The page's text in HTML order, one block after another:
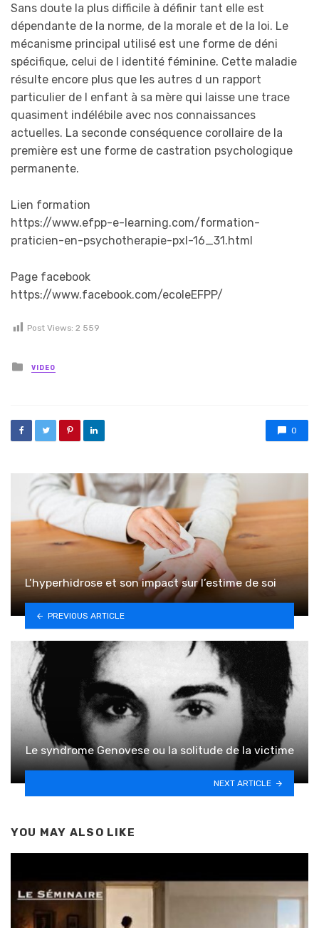
Sans doute la plus difficile à définir tant elle est
dépendante de la norme, de la morale et de la loi. Le
mécanisme principal utilisé est une forme de déni
spécifique, celui de l identité féminine. Cette maladie
résulte encore plus que les autres d un rapport
particulier de l enfant à sa mère qui laisse une trace
quasiment indélébile avec nos connaissances
actuelles. La seconde conséquence corollaire de la
première est une forme de castration psychologique
permanente.
Lien formation
https://www.efpp-e-learning.com/formation-
praticien-en-psychotherapie-pxl-16_31.html
Page facebook
https://www.facebook.com/ecoleEFPP/
Post Views: 2 559
Posted in
VIDEO
0
L’hyperhidrose et son impact sur l’estime de soi
PREVIOUS ARTICLE
Le syndrome Genovese ou la solitude de la victime
NEXT ARTICLE
YOU MAY ALSO LIKE